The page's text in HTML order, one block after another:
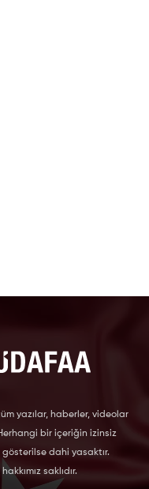
yazılar, haberler, videolar
bir içeriğin izinsiz
gösterilse dahi yasaktır.
saklıdır.